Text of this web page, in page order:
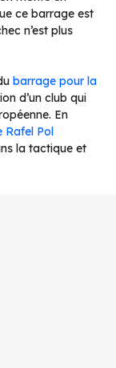
ce barrage est
n’est plus
barrage pour la
d’un club qui
En
Rafel Pol
la tactique et